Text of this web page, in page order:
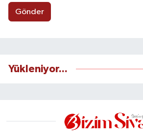
Gönder
Yükleniyor...